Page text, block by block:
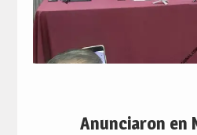
Anunciaron en